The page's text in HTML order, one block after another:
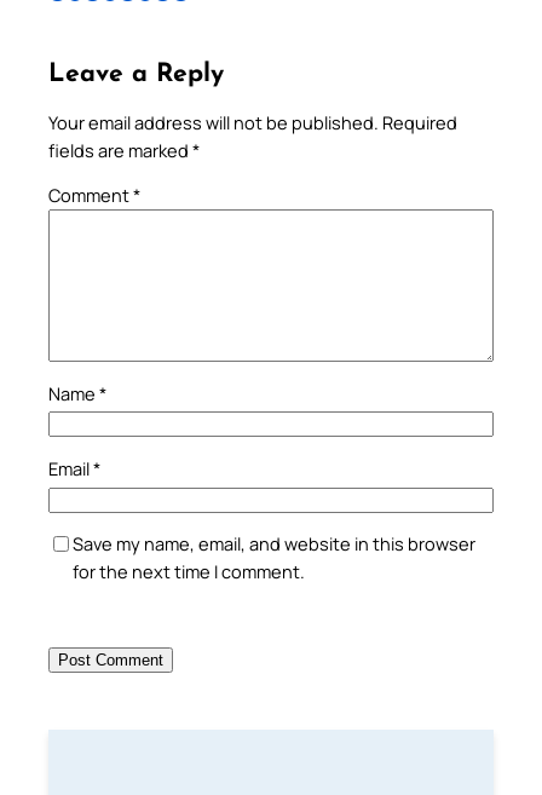
Leave a Reply
Your email address will not be published. Required
fields are marked *
Comment*
Name *
Email*
Save my name, email, and website in this browser
for the next time I comment.